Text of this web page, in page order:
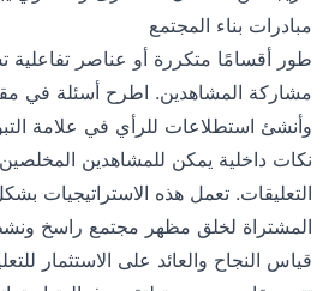
مبادرات بناء المجتمع
طور أقسامًا متكررة أو عناصر
مشاركة المشاهدين. اطرح أسئلة في
وأنشئ استطلاعات للرأي في علامة
نكات داخلية يمكن للمشاهدين المخلصين
التعليقات. تعمل هذه الاستراتيجيات
المشتراة لخلق مظهر مجتمع راسخ
قياس النجاح والعائد على الاستثمار